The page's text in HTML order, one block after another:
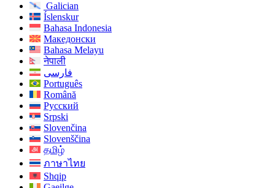
Galician
Íslenskur
Bahasa Indonesia
Македонски
Bahasa Melayu
नेपाली
فارسی
Português
Română
Русский
Srpski
Slovenčina
Slovenščina
தமிழ்
ภาษาไทย
Shqip